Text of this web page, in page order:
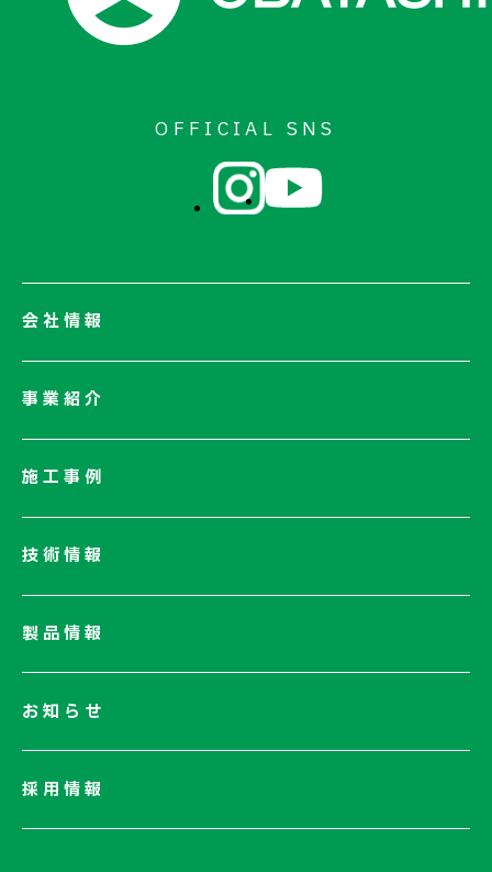
OFFICIAL SNS
会社情報
会社情報一覧
ネットワーク
電子公告
事業紹介
施工事例
技術情報
製品情報
お知らせ
採用情報